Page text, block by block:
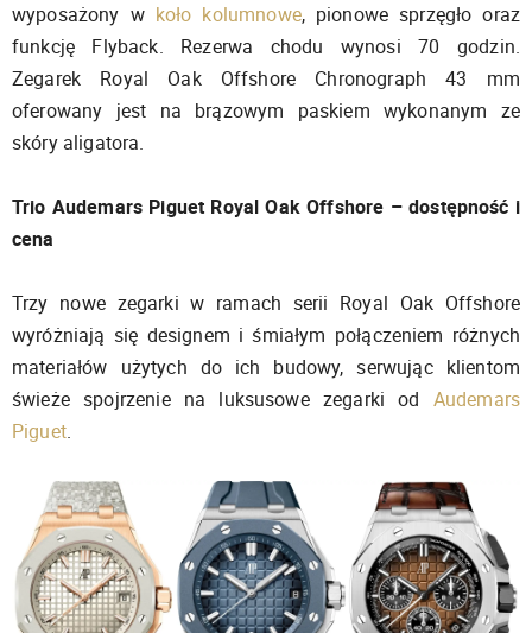
wyposażony w koło kolumnowe, pionowe sprzęgło oraz
funkcję Flyback. Rezerwa chodu wynosi 70 godzin.
Zegarek Royal Oak Offshore Chronograph 43 mm
oferowany jest na brązowym paskiem wykonanym ze
skóry aligatora.
Trio Audemars Piguet Royal Oak Offshore – dostępność i
cena
Trzy nowe zegarki w ramach serii Royal Oak Offshore
wyróżniają się designem i śmiałym połączeniem różnych
materiałów użytych do ich budowy, serwując klientom
świeże spojrzenie na luksusowe zegarki od Audemars
Piguet.